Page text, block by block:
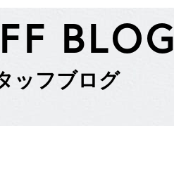
FF BLOG
ッフブログ